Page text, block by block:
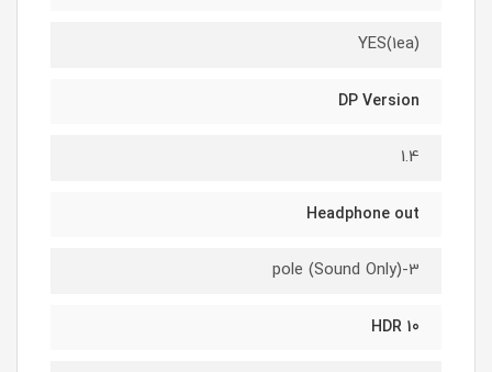
YES(1ea)
DP Version
1.4
Headphone out
3-pole (Sound Only)
HDR 10